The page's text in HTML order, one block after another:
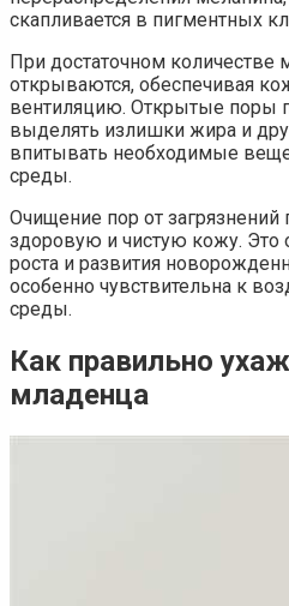
скапливается в пигментных
При достаточном количестве
открываются, обеспечивая
вентиляцию. Открытые поры
выделять излишки жира и
впитывать необходимые
среды.
Очищение пор от загрязнений
здоровую и чистую кожу. Это
роста и развития
особенно чувствительна к
среды.
Как правильно
младенца